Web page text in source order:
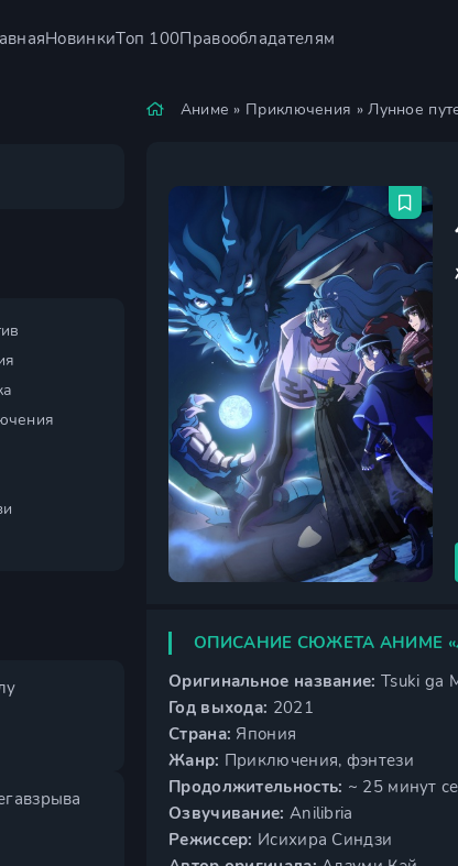
НовинкиТоп 100Правообладателям
Аниме » Приключения » Лунное
ОПИСАНИЕ СЮЖЕТА АНИМЕ
Оригинальное название: Tsuki ga
Год выхода: 2021
Страна: Япония
Жанр: Приключения, фэнтези
Продолжительность: ~ 25 минут
Озвучивание: Anilibria
Режиссер: Исихира Синдзи